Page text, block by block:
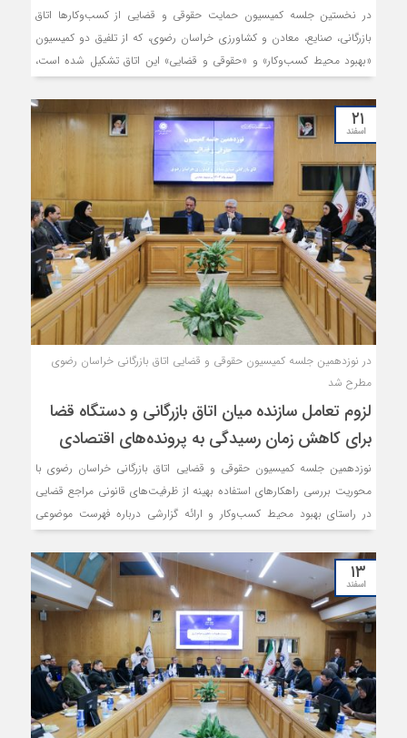
در نخستین جلسه کمیسیون حمایت حقوقی و قضایی از کسب‌وکارها اتاق
بازرگانی، صنایع، معادن و کشاورزی خراسان رضوی، که از تلفیق دو کمیسیون
«بهبود محیط کسب‌وکار» و «حقوقی و قضایی» این اتاق تشکیل شده است،
علاوه بر ارائه گزارش عملکرد دوساله کمیسیون‌های پیشین، اعضا درباره
برنامه‌ها و اولویت‌های دوره جدید به گفت‌وگو و هم‌اندیشی پرداختند.
۲۱
اسفند
در نوزدهمین جلسه کمیسیون حقوقی و قضایی اتاق بازرگانی خراسان رضوی
مطرح شد
لزوم تعامل سازنده میان اتاق بازرگانی و دستگاه قضا
برای کاهش زمان رسیدگی به پرونده‌های اقتصادی
نوزدهمین جلسه کمیسیون حقوقی و قضایی اتاق بازرگانی خراسان رضوی با
محوریت بررسی راهکارهای استفاده بهینه از ظرفیت‌های قانونی مراجع قضایی
در راستای بهبود محیط کسب‌وکار و ارائه گزارشی درباره فهرست موضوعی
۱۳
اسفند